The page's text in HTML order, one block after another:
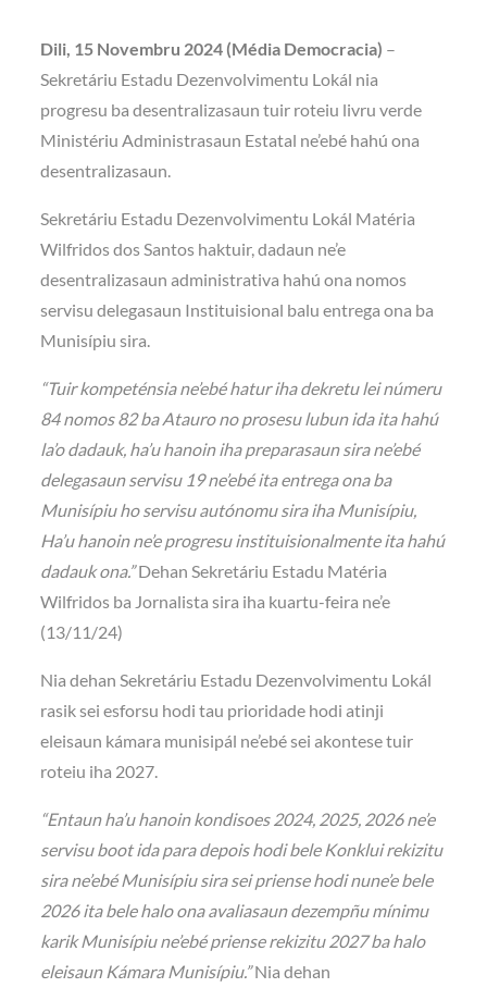
Dili, 15 Novembru 2024 (Média Democracia) –
Sekretáriu Estadu Dezenvolvimentu Lokál nia
progresu ba desentralizasaun tuir roteiu livru verde
Ministériu Administrasaun Estatal ne’ebé hahú ona
desentralizasaun.
Sekretáriu Estadu Dezenvolvimentu Lokál Matéria
Wilfridos dos Santos haktuir, dadaun ne’e
desentralizasaun administrativa hahú ona nomos
servisu delegasaun Instituisional balu entrega ona ba
Munisípiu sira.
“Tuir kompeténsia ne’ebé hatur iha dekretu lei númeru
84 nomos 82 ba Atauro no prosesu lubun ida ita hahú
la’o dadauk, ha’u hanoin iha preparasaun sira ne’ebé
delegasaun servisu 19 ne’ebé ita entrega ona ba
Munisípiu ho servisu autónomu sira iha Munisípiu,
Ha’u hanoin ne’e progresu instituisionalmente ita hahú
dadauk ona.”Dehan Sekretáriu Estadu Matéria
Wilfridos ba Jornalista sira iha kuartu-feira ne’e
(13/11/24)
Nia dehan Sekretáriu Estadu Dezenvolvimentu Lokál
rasik sei esforsu hodi tau prioridade hodi atinji
eleisaun kámara munisipál ne’ebé sei akontese tuir
roteiu iha 2027.
“Entaun ha’u hanoin kondisoes 2024, 2025, 2026 ne’e
servisu boot ida para depois hodi bele Konklui rekizitu
sira ne’ebé Munisípiu sira sei priense hodi nune’e bele
2026 ita bele halo ona avaliasaun dezempñu mínimu
karik Munisípiu ne’ebé priense rekizitu 2027 ba halo
eleisaun Kámara Munisípiu.”Nia dehan